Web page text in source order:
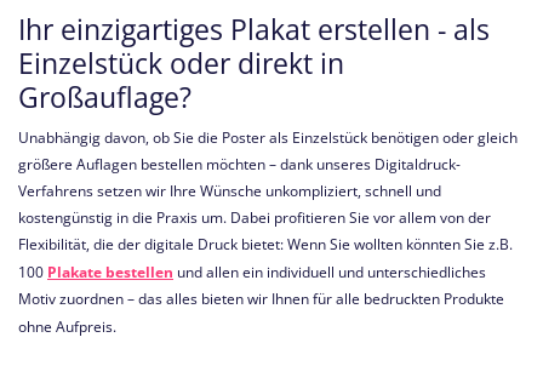
Ihr einzigartiges Plakat erstellen - als
Einzelstück oder direkt in
Großauflage?
Unabhängig davon, ob Sie die Poster als Einzelstück benötigen oder gleich
größere Auflagen bestellen möchten – dank unseres Digitaldruck-
Verfahrens setzen wir Ihre Wünsche unkompliziert, schnell und
kostengünstig in die Praxis um. Dabei profitieren Sie vor allem von der
Flexibilität, die der digitale Druck bietet: Wenn Sie wollten könnten Sie z.B.
100 Plakate bestellen und allen ein individuell und unterschiedliches
Motiv zuordnen – das alles bieten wir Ihnen für alle bedruckten Produkte
ohne Aufpreis.